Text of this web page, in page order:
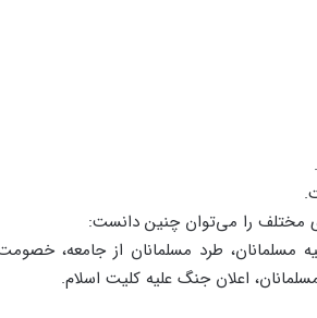
مسلمانان، طرد مسلمانان از جامعه،
اعلان جنگ علیه کلیت اسلام.